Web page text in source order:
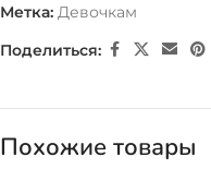
Метка: Девочкам
Поделиться:
Похожие товары